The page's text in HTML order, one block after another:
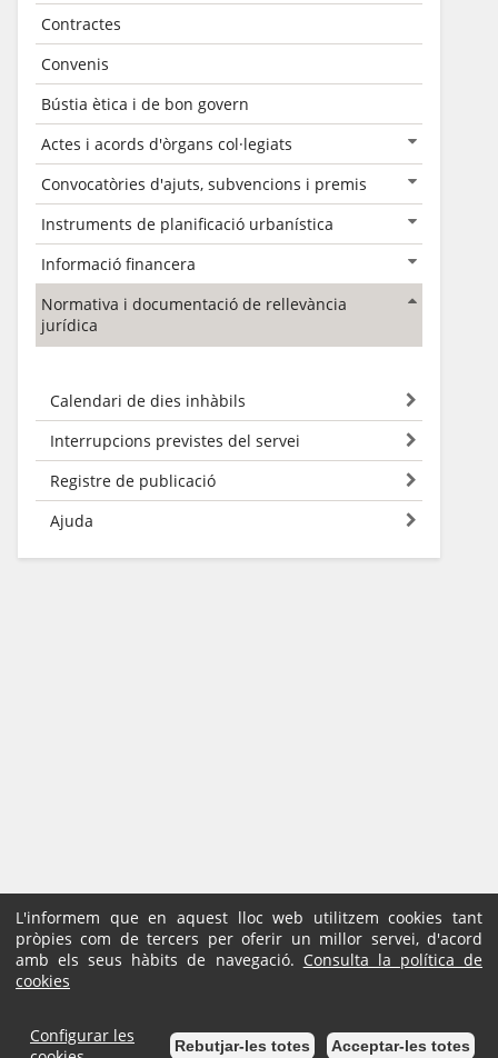
Contractes
Convenis
Bústia ètica i de bon govern
Actes i acords d'òrgans col·legiats
Convocatòries d'ajuts, subvencions i premis
Instruments de planificació urbanística
Informació financera
Normativa i documentació de rellevància
jurídica
Calendari de dies inhàbils
Interrupcions previstes del servei
Registre de publicació
Ajuda
L'informem que en aquest lloc web utilitzem cookies tant
pròpies com de tercers per oferir un millor servei, d'acord
amb els seus hàbits de navegació. Consulta la política de
cookies
Configurar les
Rebutjar-les totes Acceptar-les totes